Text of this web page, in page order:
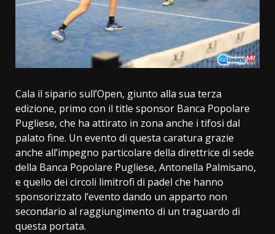
Cala il sipario sull’Open, giunto alla sua terza
edizione, primo con il title sponsor Banca Popolare
Pugliese, che ha attirato in zona anche i tifosi dal
palato fine. Un evento di questa caratura grazie
anche all’impegno particolare della direttrice di sede
della Banca Popolare Pugliese, Antonella Palmisano,
e quello dei circoli limitrofi di padel che hanno
sponsorizzato l’evento dando un apparto non
secondario al raggiungimento di un traguardo di
questa portata.